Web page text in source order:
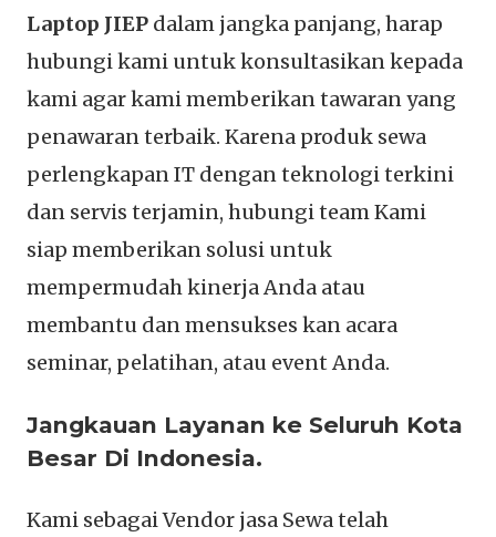
Laptop JIEP dalam jangka panjang, harap
hubungi kami untuk konsultasikan kepada
kami agar kami memberikan tawaran yang
penawaran terbaik. Karena produk sewa
perlengkapan IT dengan teknologi terkini
dan servis terjamin, hubungi team Kami
siap memberikan solusi untuk
mempermudah kinerja Anda atau
membantu dan mensukses kan acara
seminar, pelatihan, atau event Anda.
Jangkauan Layanan ke Seluruh Kota
Besar Di Indonesia.
Kami sebagai Vendor jasa Sewa telah